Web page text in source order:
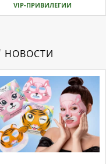
VIP-ПРИВИЛЕГИИ
НОВОСТИ